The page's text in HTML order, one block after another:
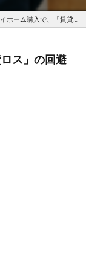
で、「賃貸ロス」の回避 大津市での不動産相談受付中
ス」の回避